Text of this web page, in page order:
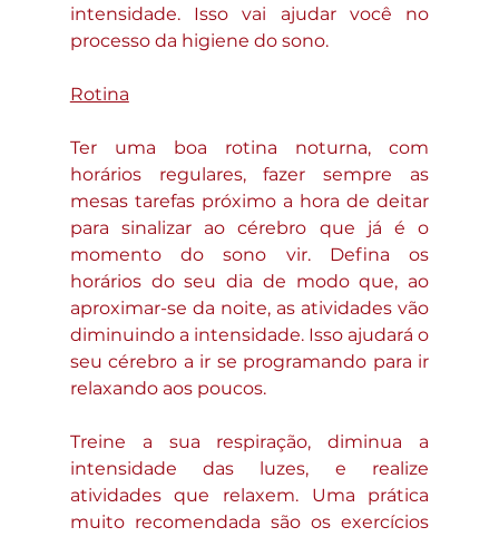
intensidade. Isso vai ajudar você no
processo da higiene do sono.
Rotina
Ter uma boa rotina noturna, com
horários regulares, fazer sempre as
mesas tarefas próximo a hora de deitar
para sinalizar ao cérebro que já é o
momento do sono vir. Defina os
horários do seu dia de modo que, ao
aproximar-se da noite, as atividades vão
diminuindo a intensidade. Isso ajudará o
seu cérebro a ir se programando para ir
relaxando aos poucos.
Treine a sua respiração, diminua a
intensidade das luzes, e realize
atividades que relaxem. Uma prática
muito recomendada são os exercícios